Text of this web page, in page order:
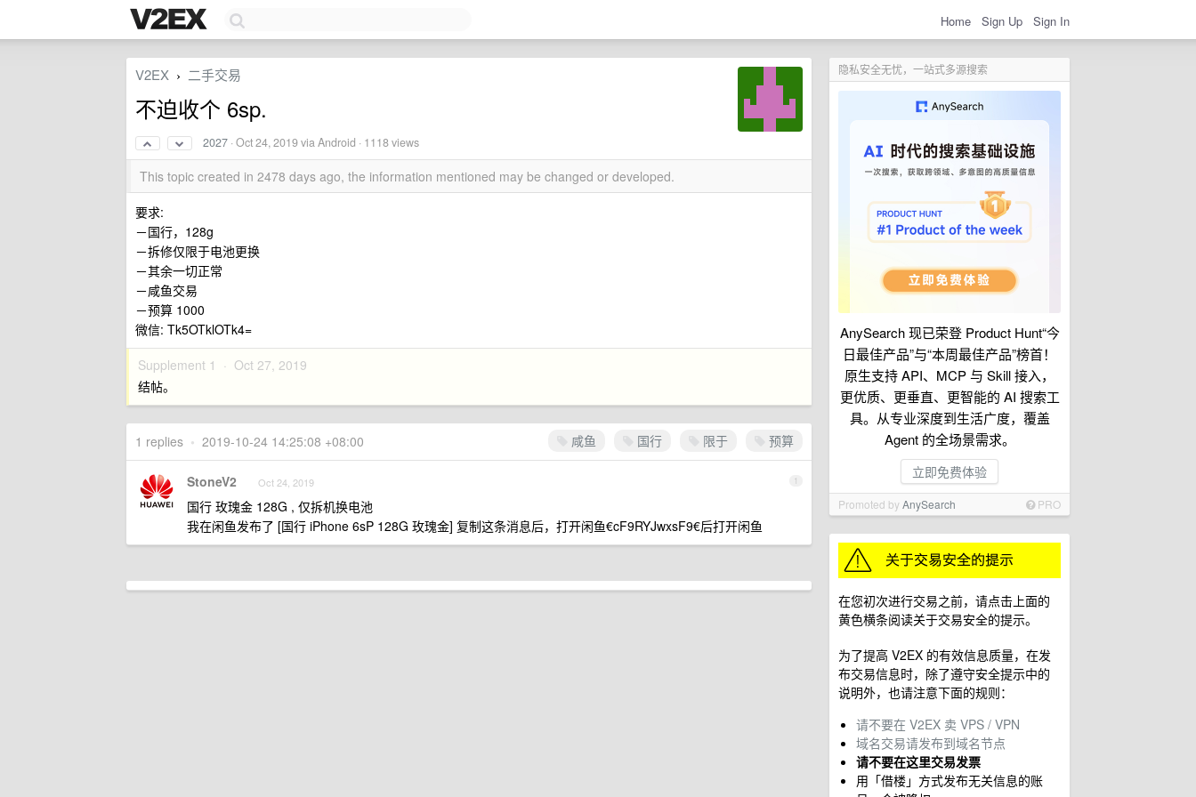
Home Sign Up Sign In
隐私安全无忧，一站式多源搜索
AnySearch 现已荣登 Product Hunt“今
日最佳产品”与“本周最佳产品”榜首！
原生支持 API、MCP 与 Skill 接入，
更优质、更垂直、更智能的 AI 搜索工
具。从专业深度到生活广度，覆盖
Agent 的全场景需求。
立即免费体验
Promoted byAnySearch PRO
在您初次进行交易之前，请点击上面的
黄色横条阅读关于交易安全的提示。
为了提高 V2EX 的有效信息质量，在发
布交易信息时，除了遵守安全提示中的
说明外，也请注意下面的规则：
请不要在 V2EX 卖 VPS / VPN
域名交易请发布到域名节点
请不要在这里交易发票
用「借楼」方式发布无关信息的账
V2EX › 二手交易
不迫收个 6sp.
2027 ·Oct 24, 2019via Android · 1118 views
This topic created in 2478 days ago, the information mentioned may be changed or developed.
要求:
－国行，128g
－拆修仅限于电池更换
－其余一切正常
－咸鱼交易
－预算 1000
微信: Tk5OTklOTk4=
Supplement 1 · Oct 27, 2019
结帖。
咸鱼 国行 限于 预算
1 replies • 2019-10-24 14:25:08 +08:00
1
StoneV2 Oct 24, 2019
国行 玫瑰金 128G , 仅拆机换电池
我在闲鱼发布了 [国行 iPhone 6sP 128G 玫瑰金] 复制这条消息后，打开闲鱼€cF9RYJwxsF9€后打开闲鱼